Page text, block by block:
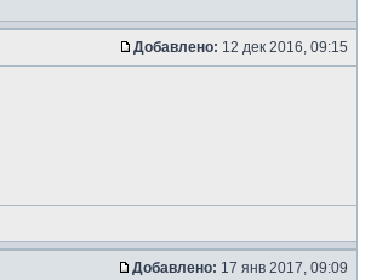
Добавлено: 12 дек 2016, 09:15
Добавлено: 17 янв 2017, 09:09